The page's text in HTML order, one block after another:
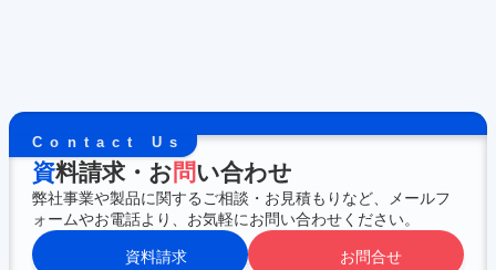
Contact Us
資料請求・お問い合わせ
弊社事業や製品に関するご相談・お見積もりなど、メールフ
ォームやお電話より、お気軽にお問い合わせください。
資料請求 お問合せ